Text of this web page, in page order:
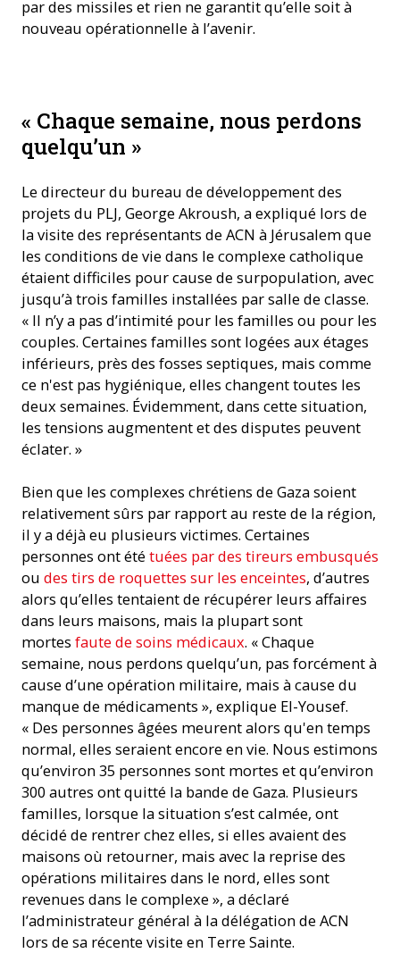
par des missiles et rien ne garantit qu’elle soit à
nouveau opérationnelle à l’avenir.
ACN)
« Chaque semaine, nous perdons
quelqu’un »
Le directeur du bureau de développement des
projets du PLJ, George Akroush, a expliqué lors de
la visite des représentants de ACN à Jérusalem que
les conditions de vie dans le complexe catholique
étaient difficiles pour cause de surpopulation, avec
jusqu’à trois familles installées par salle de classe.
« Il n’y a pas d’intimité pour les familles ou pour les
couples. Certaines familles sont logées aux étages
inférieurs, près des fosses septiques, mais comme
ce n'est pas hygiénique, elles changent toutes les
deux semaines. Évidemment, dans cette situation,
les tensions augmentent et des disputes peuvent
éclater. »
Bien que les complexes chrétiens de Gaza soient
relativement sûrs par rapport au reste de la région,
il y a déjà eu plusieurs victimes. Certaines
personnes ont été tuées par des tireurs embusqués
ou des tirs de roquettes sur les enceintes, d’autres
alors qu’elles tentaient de récupérer leurs affaires
dans leurs maisons, mais la plupart sont
mortes faute de soins médicaux. « Chaque
semaine, nous perdons quelqu’un, pas forcément à
cause d’une opération militaire, mais à cause du
manque de médicaments », explique El-Yousef.
« Des personnes âgées meurent alors qu'en temps
normal, elles seraient encore en vie. Nous estimons
qu’environ 35 personnes sont mortes et qu’environ
300 autres ont quitté la bande de Gaza. Plusieurs
familles, lorsque la situation s’est calmée, ont
décidé de rentrer chez elles, si elles avaient des
maisons où retourner, mais avec la reprise des
opérations militaires dans le nord, elles sont
revenues dans le complexe », a déclaré
l’administrateur général à la délégation de ACN
lors de sa récente visite en Terre Sainte.